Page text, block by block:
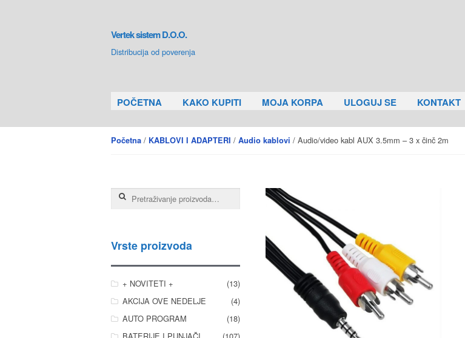
Skip to navigation
Skip to content
Vertek sistem D.O.O.
Distribucija od poverenja
POČETNA KAKO KUPITI MOJA KORPA ULOGUJ SE KONTAKT
Početna / KABLOVI I ADAPTERI /Audio kablovi / Audio/video kabl AUX 3.5mm – 3 x činč 2m
Pretraga za:
Vrste proizvoda
+ NOVITETI +
(13)
AKCIJA OVE NEDELJE
(4)
AUTO PROGRAM
(18)